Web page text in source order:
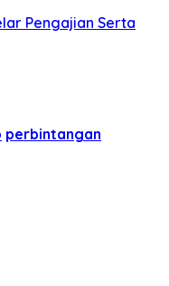
Pengajian Serta
perbintangan